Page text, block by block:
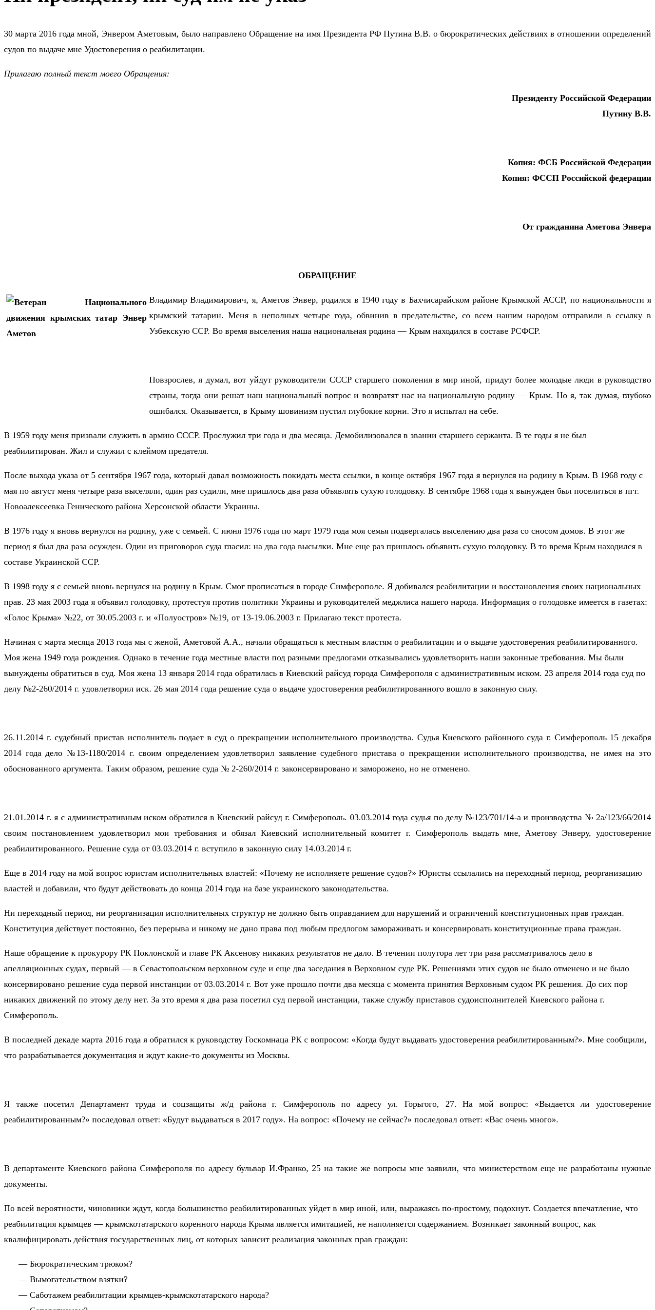
30 марта 2016 года мной, Энвером Аметовым, было направлено Обращение на имя Президента РФ Путина В.В. о бюрократических действиях в отношении определений
судов по выдаче мне Удостоверения о реабилитации.
Прилагаю полный текст моего Обращения:
Президенту Российской Федерации
Путину В.В.
Копия: ФСБ Российской Федерации
Копия: ФССП Российской федерации
От гражданина Аметова Энвера
ОБРАЩЕНИЕ
Владимир Владимирович, я, Аметов Энвер, родился в 1940 году в Бахчисарайском районе Крымской АССР, по национальности я
крымский татарин. Меня в неполных четыре года, обвинив в предательстве, со всем нашим народом отправили в ссылку в
Узбекскую ССР. Во время выселения наша национальная родина — Крым находился в составе РСФСР.
Повзрослев, я думал, вот уйдут руководители СССР старшего поколения в мир иной, придут более молодые люди в руководство
страны, тогда они решат наш национальный вопрос и возвратят нас на национальную родину — Крым. Но я, так думая, глубоко
ошибался. Оказывается, в Крыму шовинизм пустил глубокие корни. Это я испытал на себе.
В 1959 году меня призвали служить в армию СССР. Прослужил три года и два месяца. Демобилизовался в звании старшего сержанта. В те годы я не был
реабилитирован. Жил и служил с клеймом предателя.
После выхода указа от 5 сентября 1967 года, который давал возможность покидать места ссылки, в конце октября 1967 года я вернулся на родину в Крым. В 1968 году с
мая по август меня четыре раза выселяли, один раз судили, мне пришлось два раза объявлять сухую голодовку. В сентябре 1968 года я вынужден был поселиться в пгт.
Новоалексеевка Генического района Херсонской области Украины.
В 1976 году я вновь вернулся на родину, уже с семьей. С июня 1976 года по март 1979 года моя семья подвергалась выселению два раза со сносом домов. В этот же
период я был два раза осужден. Один из приговоров суда гласил: на два года высылки. Мне еще раз пришлось объявить сухую голодовку. В то время Крым находился в
составе Украинской ССР.
В 1998 году я с семьей вновь вернулся на родину в Крым. Смог прописаться в городе Симферополе. Я добивался реабилитации и восстановления своих национальных
прав. 23 мая 2003 года я объявил голодовку, протестуя против политики Украины и руководителей меджлиса нашего народа. Информация о голодовке имеется в газетах:
«Голос Крыма» №22, от 30.05.2003 г. и «Полуостров» №19, от 13-19.06.2003 г. Прилагаю текст протеста.
Начиная с марта месяца 2013 года мы с женой, Аметовой А.А., начали обращаться к местным властям о реабилитации и о выдаче удостоверения реабилитированного.
Моя жена 1949 года рождения. Однако в течение года местные власти под разными предлогами отказывались удовлетворить наши законные требования. Мы были
вынуждены обратиться в суд. Моя жена 13 января 2014 года обратилась в Киевский райсуд города Симферополя с административным иском. 23 апреля 2014 года суд по
делу №2-260/2014 г. удовлетворил иск. 26 мая 2014 года решение суда о выдаче удостоверения реабилитированного вошло в законную силу.
26.11.2014 г. судебный пристав исполнитель подает в суд о прекращении исполнительного производства. Судья Киевского районного суда г. Симферополь 15 декабря
2014 года дело №13-1180/2014 г. своим определением удовлетворил заявление судебного пристава о прекращении исполнительного производства, не имея на это
обоснованного аргумента. Таким образом, решение суда № 2-260/2014 г. законсервировано и заморожено, но не отменено.
21.01.2014 г. я с административным иском обратился в Киевский райсуд г. Симферополь. 03.03.2014 года судья по делу №123/701/14-а и производства № 2а/123/66/2014
своим постановлением удовлетворил мои требования и обязал Киевский исполнительный комитет г. Симферополь выдать мне, Аметову Энверу, удостоверение
реабилитированного. Решение суда от 03.03.2014 г. вступило в законную силу 14.03.2014 г.
Еще в 2014 году на мой вопрос юристам исполнительных властей: «Почему не исполняете решение судов?» Юристы ссылались на переходный период, реорганизацию
властей и добавили, что будут действовать до конца 2014 года на базе украинского законодательства.
Ни переходный период, ни реорганизация исполнительных структур не должно быть оправданием для нарушений и ограничений конституционных прав граждан.
Конституция действует постоянно, без перерыва и никому не дано права под любым предлогом замораживать и консервировать конституционные права граждан.
Наше обращение к прокурору РК Поклонской и главе РК Аксенову никаких результатов не дало. В течении полутора лет три раза рассматривалось дело в
апелляционных судах, первый — в Севастопольском верховном суде и еще два заседания в Верховном суде РК. Решениями этих судов не было отменено и не было
консервировано решение суда первой инстанции от 03.03.2014 г. Вот уже прошло почти два месяца с момента принятия Верховным судом РК решения. До сих пор
никаких движений по этому делу нет. За это время я два раза посетил суд первой инстанции, также службу приставов судоисполнителей Киевского района г.
Симферополь.
В последней декаде марта 2016 года я обратился к руководству Госкомнаца РК с вопросом: «Когда будут выдавать удостоверения реабилитированным?». Мне сообщили,
что разрабатывается документация и ждут какие-то документы из Москвы.
Я также посетил Департамент труда и соцзащиты ж/д района г. Симферополь по адресу ул. Горьгого, 27. На мой вопрос: «Выдается ли удостоверение
реабилитированным?» последовал ответ: «Будут выдаваться в 2017 году». На вопрос: «Почему не сейчас?» последовал ответ: «Вас очень много».
В департаменте Киевского района Симферополя по адресу бульвар И.Франко, 25 на такие же вопросы мне заявили, что министерством еще не разработаны нужные
документы.
По всей вероятности, чиновники ждут, когда большинство реабилитированных уйдет в мир иной, или, выражаясь по-простому, подохнут. Создается впечатление, что
реабилитация крымцев — крымскотатарского коренного народа Крыма является имитацией, не наполняется содержанием. Возникает законный вопрос, как
квалифицировать действия государственных лиц, от которых зависит реализация законных прав граждан:
— Бюрократическим трюком?
— Вымогательством взятки?
— Саботажем реабилитации крымцев-крымскотатарского народа?